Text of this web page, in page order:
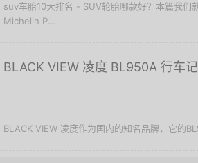
suv车胎10大排名 - SUV轮胎哪款好？本篇我们
Michelin P...
BLACK VIEW 凌度 BL950A 行车
BLACK VIEW 凌度作为国内的知名品牌，它的